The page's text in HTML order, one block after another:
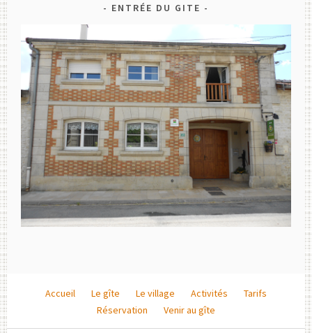
ENTRÉE DU GITE
Accueil Le gîte Le village Activités
Tarifs
Réservation
Venir au gîte